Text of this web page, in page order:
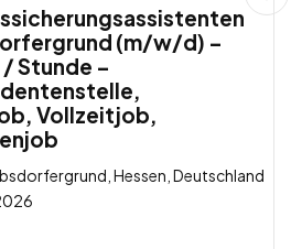
(m/w/d) –
Stunde –
Vollzeitjob,
Hessen, Deutschland